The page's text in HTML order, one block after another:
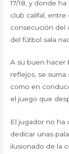
17/18, y donde
club califal, entre
consecución del
del fútbol sala
A su buen hacer
reflejos, se
como en
el juego que
El jugador no ha
dedicar unas
ilusionado de la